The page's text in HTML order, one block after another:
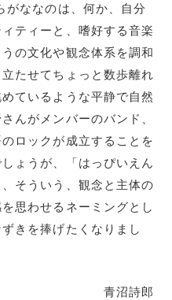
がななのは、何か、自分
ティーと、嗜好する音楽
の文化や観念体系を調和
たせてちょっと数歩離れ
ているような平静で自然
んがメンバーのバンド、
ロックが成立することを
ょうが、「はっぴいえん
そういう、観念と主体の
思わせるネーミングとし
きを捧げたくなりまし
青沼詩郎